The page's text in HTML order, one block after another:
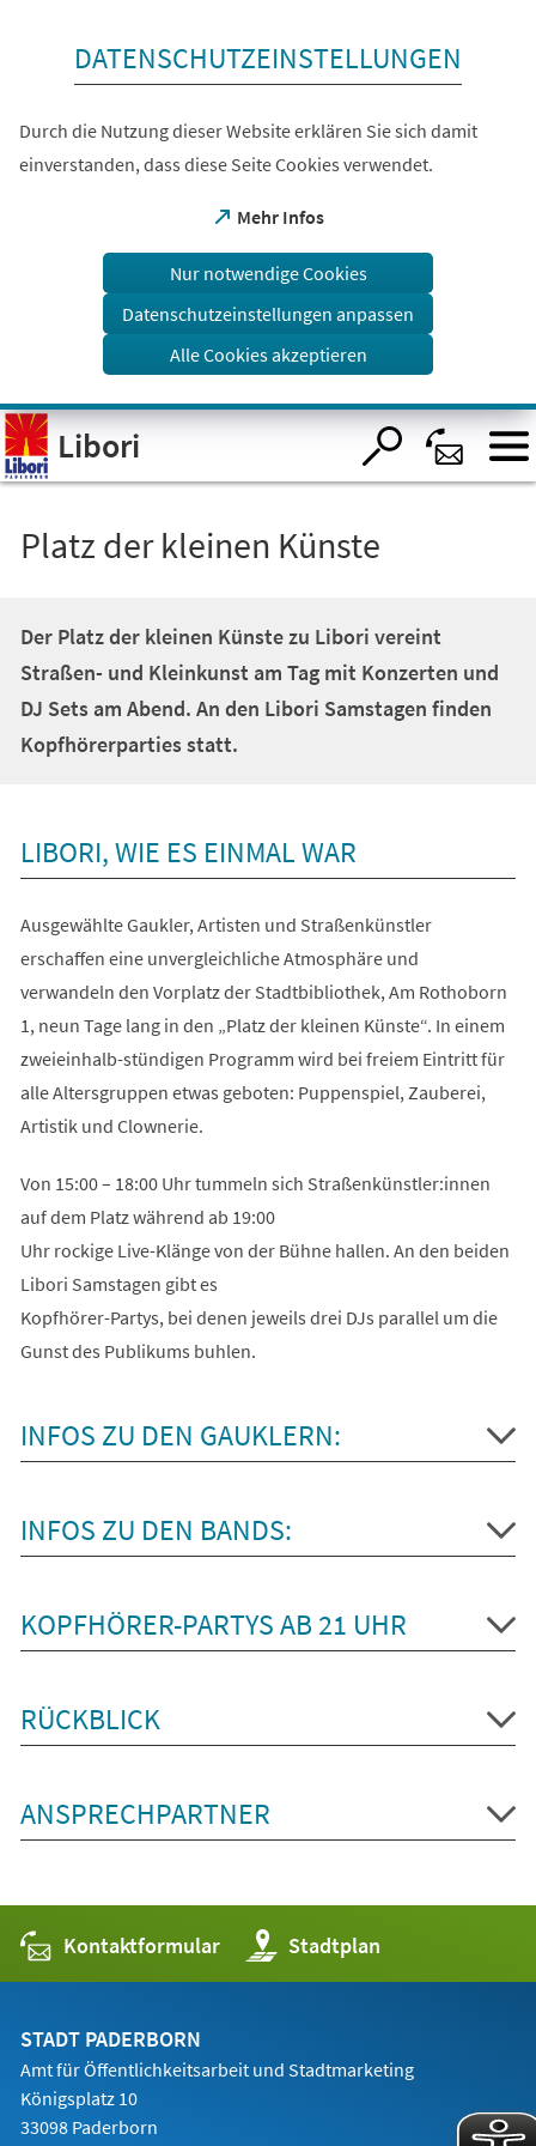
Visuelle
Assistenzsoftware
öffnen.
DATENSCHUTZEINSTELLUNGEN
Durch die Nutzung dieser Website erklären Sie sich damit
einverstanden, dass diese Seite Cookies verwendet.
Mehr Infos
(Öffnet
einem
Tab)
Nur notwendige Cookies
Datenschutzeinstellungen anpassen
Alle Cookies akzeptieren
Libori
Platz der kleinen Künste
Der Platz der kleinen Künste zu Libori vereint
Straßen- und Kleinkunst am Tag mit Konzerten und
DJ Sets am Abend. An den Libori Samstagen finden
Kopfhörerparties statt.
LIBORI, WIE ES EINMAL WAR
Ausgewählte Gaukler, Artisten und Straßenkünstler
erschaffen eine unvergleichliche Atmosphäre und
verwandeln den Vorplatz der Stadtbibliothek, Am Rothoborn
1, neun Tage lang in den „Platz der kleinen Künste“. In einem
zweieinhalb-stündigen Programm wird bei freiem Eintritt für
alle Altersgruppen etwas geboten: Puppenspiel, Zauberei,
Artistik und Clownerie.
Von 15:00 – 18:00 Uhr tummeln sich Straßenkünstler:innen
auf dem Platz während ab 19:00
Uhr rockige Live-Klänge von der Bühne hallen. An den beiden
Libori Samstagen gibt es
Kopfhörer-Partys, bei denen jeweils drei DJs parallel um die
Gunst des Publikums buhlen.
INFOS ZU DEN GAUKLERN:
INFOS ZU DEN BANDS:
KOPFHÖRER-PARTYS AB 21 UHR
RÜCKBLICK
ANSPRECHPARTNER
Kontaktformular Stadtplan
(Öffnet
in
einem
STADT PADERBORN
Amt für Öffentlichkeitsarbeit und Stadtmarketing
Königsplatz 10
33098 Paderborn